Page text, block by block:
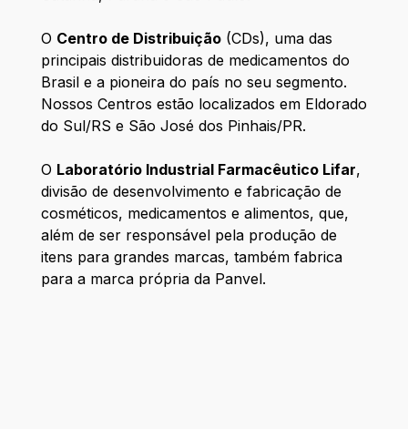
O Centro de Distribuição(CDs), uma das
principais distribuidoras de medicamentos do
Brasil e a pioneira do país no seu segmento.
Nossos Centros estão localizados em Eldorado
do Sul/RS e São José dos Pinhais/PR.
O Laboratório Industrial Farmacêutico Lifar,
divisão de desenvolvimento e fabricação de
cosméticos, medicamentos e alimentos, que,
além de ser responsável pela produção de
itens para grandes marcas, também fabrica
para a marca própria da Panvel.